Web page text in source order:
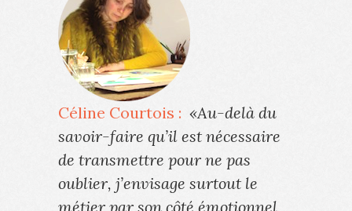
Céline Courtois : «Au-delà du
savoir-faire qu’il est nécessaire
de transmettre pour ne pas
oublier, j’envisage surtout le
métier par son côté émotionnel,